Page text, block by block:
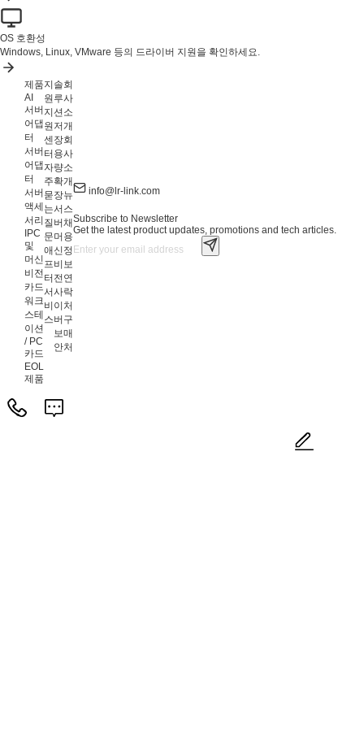
OS 호환성
Windows, Linux, VMware 등의 드라이버 지원을 확인하세요.
제품
AI
서버
어댑
터
서버
어댑
터
서버
액세
서리
IPC
및
머신
비전
카드
워크
스테
이션
/ PC
카드
EOL
제품
지
원
지
원
센
터
자
주
묻
는
질
문
애
프
터
서
비
스
솔
루
션
저
장
용
량
확
장
서
버
머
신
비
전
사
이
버
보
안
회
사
소
개
회
사
소
개
뉴
스
채
용
정
보
연
락
처
구
매
처
info@lr-link.com
Subscribe to Newsletter
Get the latest product updates, promotions and tech articles.